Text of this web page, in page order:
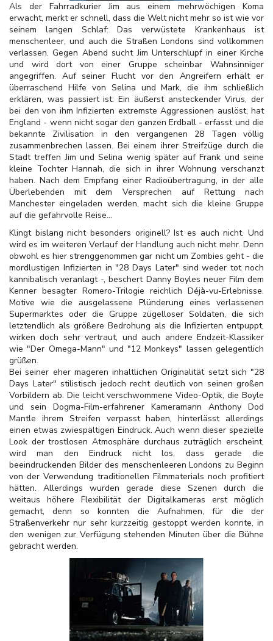
Als der Fahrradkurier Jim aus einem mehrwöchigen Koma
erwacht, merkt er schnell, dass die Welt nicht mehr so ist wie vor
seinem langen Schlaf: Das verwüstete Krankenhaus ist
menschenleer, und auch die Straßen Londons sind vollkommen
verlassen. Gegen Abend sucht Jim Unterschlupf in einer Kirche
und wird dort von einer Gruppe scheinbar Wahnsinniger
angegriffen. Auf seiner Flucht vor den Angreifern erhält er
überraschend Hilfe von Selina und Mark, die ihm schließlich
erklären, was passiert ist: Ein äußerst ansteckender Virus, der
bei den von ihm Infizierten extremste Aggressionen auslöst, hat
England - wenn nicht sogar den ganzen Erdball - erfasst und die
bekannte Zivilisation in den vergangenen 28 Tagen völlig
zusammenbrechen lassen. Bei einem ihrer Streifzüge durch die
Stadt treffen Jim und Selina wenig später auf Frank und seine
kleine Tochter Hannah, die sich in ihrer Wohnung verschanzt
haben. Nach dem Empfang einer Radioübertragung, in der alle
Überlebenden mit dem Versprechen auf Rettung nach
Manchester eingeladen werden, macht sich die kleine Gruppe
auf die gefahrvolle Reise...
Klingt bislang nicht besonders originell? Ist es auch nicht. Und
wird es im weiteren Verlauf der Handlung auch nicht mehr. Denn
obwohl es hier strenggenommen gar nicht um Zombies geht - die
mordlustigen Infizierten in "28 Days Later" sind weder tot noch
kannibalisch veranlagt -, beschert Danny Boyles neuer Film dem
Kenner besagter Romero-Trilogie reichlich Déjà-vu-Erlebnisse.
Motive wie die ausgelassene Plünderung eines verlassenen
Supermarktes oder die Gruppe zügelloser Soldaten, die sich
letztendlich als größere Bedrohung als die Infizierten entpuppt,
wirken doch sehr vertraut, und auch andere Endzeit-Klassiker
wie "Der Omega-Mann" und "12 Monkeys" lassen gelegentlich
grüßen.
Bei seiner eher mageren inhaltlichen Originalität setzt sich "28
Days Later" stilistisch jedoch recht deutlich von seinen großen
Vorbildern ab. Die leicht verschwommene Video-Optik, die Boyle
und sein Dogma-Film-erfahrener Kameramann Anthony Dod
Mantle ihrem Streifen verpasst haben, hinterlässt allerdings
einen etwas zwiespältigen Eindruck. Auch wenn dieser spezielle
Look der trostlosen Atmosphäre durchaus zuträglich erscheint,
wird man den Eindruck nicht los, dass gerade die
beeindruckenden Bilder des menschenleeren Londons zu Beginn
von der Verwendung traditionellen Filmmaterials noch profitiert
hätten. Allerdings wurden gerade diese Szenen durch die
weitaus höhere Flexibilität der Digitalkameras erst möglich
gemacht, denn so konnten die Aufnahmen, für die der
Straßenverkehr nur sehr kurzzeitig gestoppt werden konnte, in
den wenigen zur Verfügung stehenden Minuten über die Bühne
gebracht werden.